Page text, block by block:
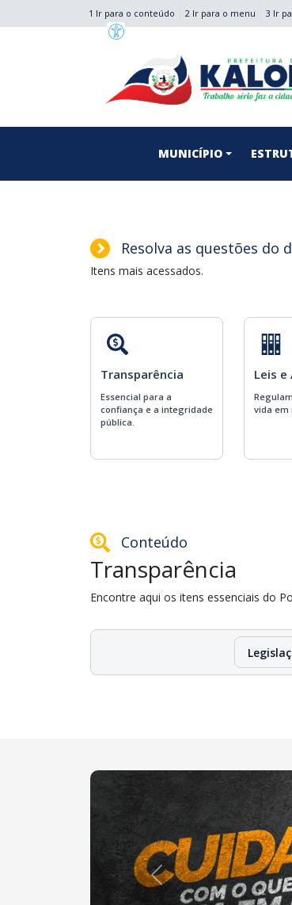
1 Ir para o conteúdo 2 Ir para o menu 3 Ir
MUNICÍPIO
Resolva as questões do
Itens mais acessados.
Transparência
Essencial para a
confiança e a integridade
pública.
Leis e
vida em
Conteúdo
Transparência
Encontre aqui os itens essenciais do